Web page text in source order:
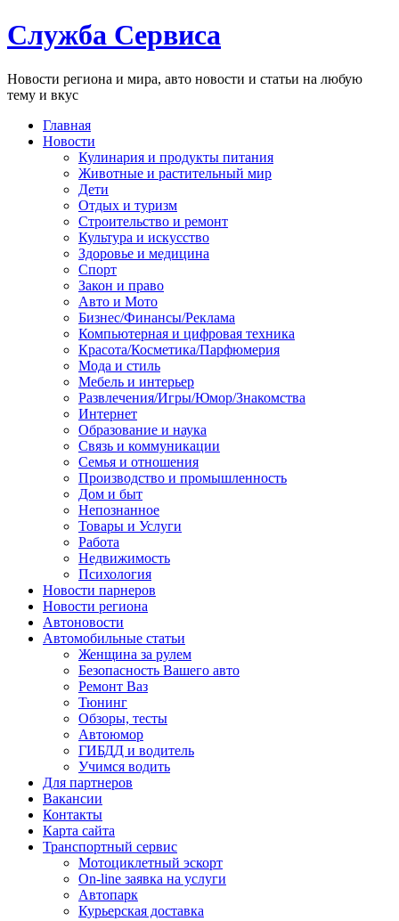
Служба Сервиса
Новости региона и мира, авто новости и статьи на любую
тему и вкус
Главная
Новости
Кулинария и продукты питания
Животные и растительный мир
Дети
Отдых и туризм
Строительство и ремонт
Культура и искусство
Здоровье и медицина
Спорт
Закон и право
Авто и Мото
Бизнес/Финансы/Реклама
Компьютерная и цифровая техника
Красота/Косметика/Парфюмерия
Мода и стиль
Мебель и интерьер
Развлечения/Игры/Юмор/Знакомства
Интернет
Образование и наука
Связь и коммуникации
Семья и отношения
Производство и промышленность
Дом и быт
Непознанное
Товары и Услуги
Работа
Недвижимость
Психология
Новости парнеров
Новости региона
Автоновости
Автомобильные статьи
Женщина за рулем
Безопасность Вашего авто
Ремонт Ваз
Тюнинг
Обзоры, тесты
Автоюмор
ГИБДД и водитель
Учимся водить
Для партнеров
Вакансии
Контакты
Карта сайта
Транспортный сервис
Мотоциклетный эскорт
On-line заявка на услуги
Автопарк
Курьерская доставка